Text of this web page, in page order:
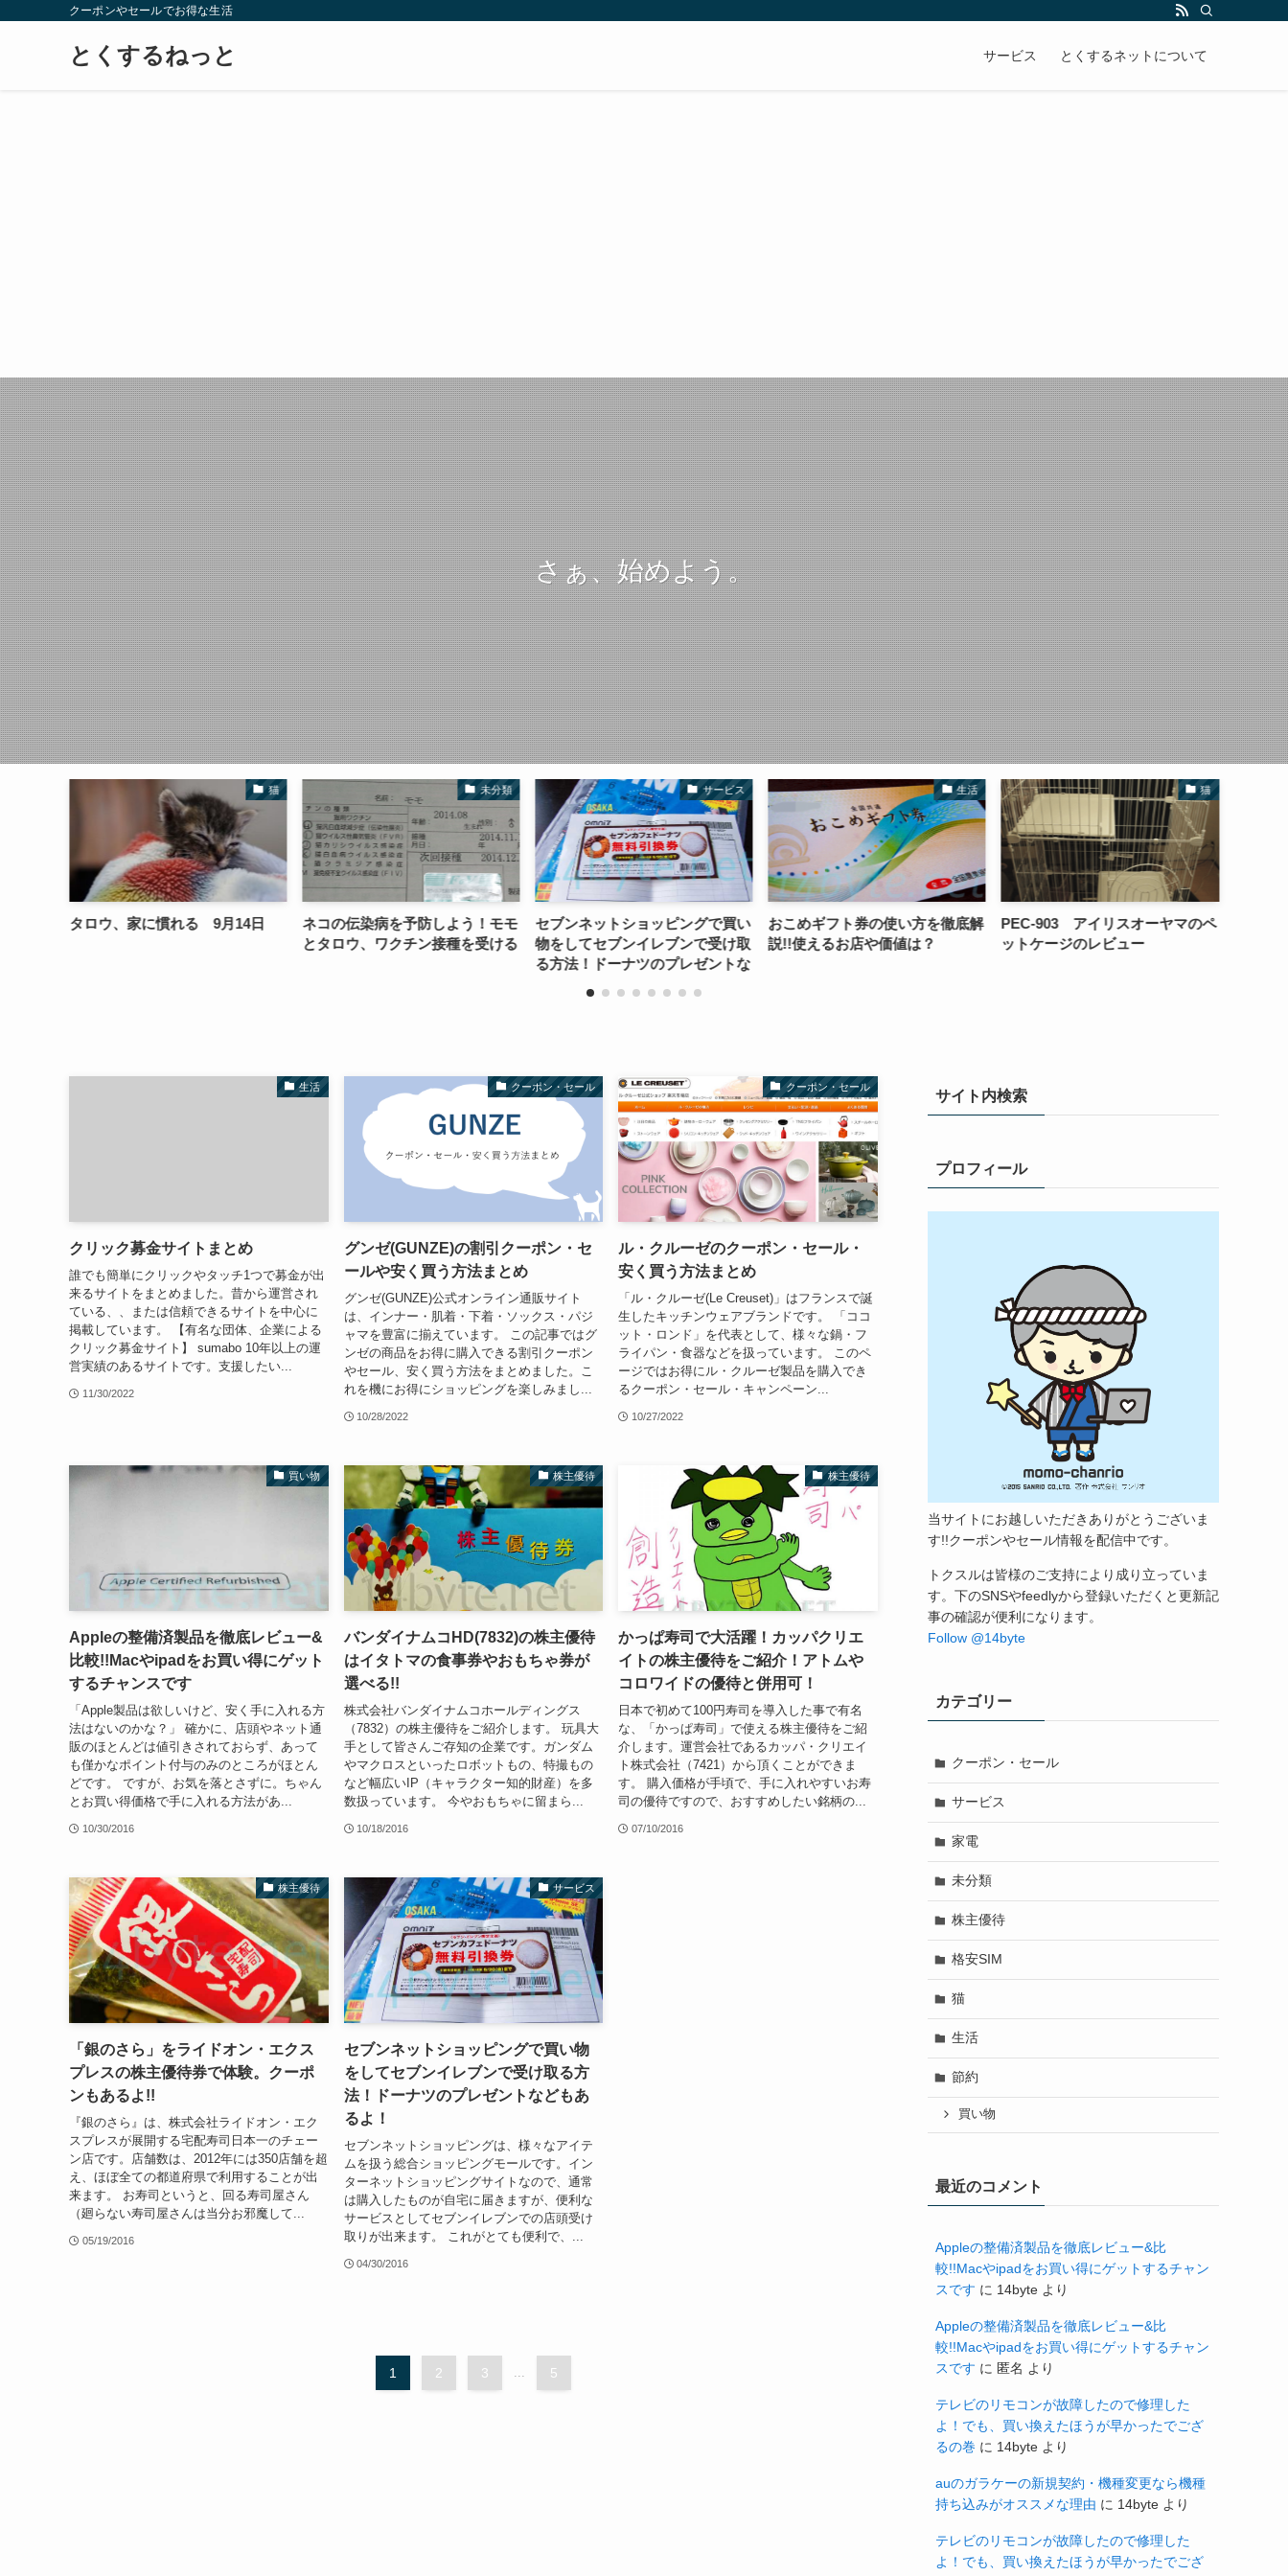
クーポンやセールでお得な生活
とくするねっと サービス とくするネットについて
さぁ、始めよう。
れる 9月14日
ネコの伝染病を予防しよう！モモ
とタロウ、ワクチン接種を受ける
サービス
セブンネットショッピングで買い
物をしてセブンイレブンで受け取
る方法！ドーナツのプレゼントな
生活
おこめギフト券の使い方を徹底解
説!!使えるお店や価値は？
猫
PEC-903 アイリスオーヤマのペ
ットケージのレビュー
サカタのタネ(1377)の株主優待：
園芸好きな人やそうでない人も嬉
生活
クリック募金サイトまとめ
誰でも簡単にクリックやタッチ1つで募金が出
来るサイトをまとめました。昔から運営され
ている、、または信頼できるサイトを中心に
掲載しています。 【有名な団体、企業による
クリック募金サイト】 sumabo 10年以上の運
営実績のあるサイトです。支援したい...
11/30/2022
クーポン・セール
グンゼ(GUNZE)の割引クーポン・セ
ールや安く買う方法まとめ
グンゼ(GUNZE)公式オンライン通販サイト
は、インナー・肌着・下着・ソックス・パジ
ャマを豊富に揃えています。 この記事ではグ
ンゼの商品をお得に購入できる割引クーポン
やセール、安く買う方法をまとめました。こ
れを機にお得にショッピングを楽しみまし...
10/28/2022
クーポン・セール
ル・クルーゼのクーポン・セール・
安く買う方法まとめ
「ル・クルーゼ(Le Creuset)」はフランスで誕
生したキッチンウェアブランドです。 「ココ
ット・ロンド」を代表として、様々な鍋・フ
ライパン・食器などを扱っています。 このペ
ージではお得にル・クルーゼ製品を購入でき
るクーポン・セール・キャンペーン...
10/27/2022
買い物
Appleの整備済製品を徹底レビュー&
比較!!Macやipadをお買い得にゲット
するチャンスです
「Apple製品は欲しいけど、安く手に入れる方
法はないのかな？」 確かに、店頭やネット通
販のほとんどは値引きされておらず、あって
も僅かなポイント付与のみのところがほとん
どです。 ですが、お気を落とさずに。ちゃん
とお買い得価格で手に入れる方法があ...
10/30/2016
株主優待
バンダイナムコHD(7832)の株主優待
はイタトマの食事券やおもちゃ券が
選べる!!
株式会社バンダイナムコホールディングス
（7832）の株主優待をご紹介します。 玩具大
手として皆さんご存知の企業です。ガンダム
やマクロスといったロボットもの、特撮もの
など幅広いIP（キャラクター知的財産）を多
数扱っています。 今やおもちゃに留まら...
10/18/2016
株主優待
かっぱ寿司で大活躍！カッパクリエ
イトの株主優待をご紹介！アトムや
コロワイドの優待と併用可！
日本で初めて100円寿司を導入した事で有名
な、「かっぱ寿司」で使える株主優待をご紹
介します。運営会社であるカッパ・クリエイ
ト株式会社（7421）から頂くことができま
す。 購入価格が手頃で、手に入れやすいお寿
司の優待ですので、おすすめしたい銘柄の...
07/10/2016
株主優待
「銀のさら」をライドオン・エクス
プレスの株主優待券で体験。クーポ
ンもあるよ!!
『銀のさら』は、株式会社ライドオン・エク
スプレスが展開する宅配寿司日本一のチェー
ン店です。店舗数は、2012年には350店舗を超
え、ほぼ全ての都道府県で利用することが出
来ます。 お寿司というと、回る寿司屋さん
（廻らない寿司屋さんは当分お邪魔して...
05/19/2016
サービス
セブンネットショッピングで買い物
をしてセブンイレブンで受け取る方
法！ドーナツのプレゼントなどもあ
るよ！
セブンネットショッピングは、様々なアイテ
ムを扱う総合ショッピングモールです。イン
ターネットショッピングサイトなので、通常
は購入したものが自宅に届きますが、便利な
サービスとしてセブンイレブンでの店頭受け
取りが出来ます。 これがとても便利で、...
04/30/2016
1 2 3 5
サイト内検索
プロフィール
当サイトにお越しいただきありがとうございま
す!!クーポンやセール情報を配信中です。
トクスルは皆様のご支持により成り立っていま
す。下のSNSやfeedlyから登録いただくと更新記
事の確認が便利になります。
Follow @14byte
カテゴリー
クーポン・セール
サービス
家電
未分類
株主優待
格安SIM
猫
生活
節約
買い物
最近のコメント
Appleの整備済製品を徹底レビュー&比
較!!Macやipadをお買い得にゲットするチャン
スです に 14byte より
Appleの整備済製品を徹底レビュー&比
較!!Macやipadをお買い得にゲットするチャン
スです に 匿名 より
テレビのリモコンが故障したので修理した
よ！でも、買い換えたほうが早かったでござ
るの巻 に 14byte より
auのガラケーの新規契約・機種変更なら機種
持ち込みがオススメな理由 に 14byte より
テレビのリモコンが故障したので修理した
よ！でも、買い換えたほうが早かったでござ